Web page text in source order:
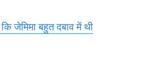
जेमिमा बहुत दबाव में थी